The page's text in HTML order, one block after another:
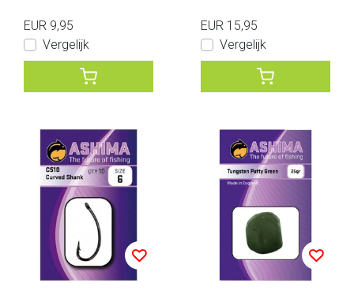
EUR 9,95
Vergelijk
EUR 15,95
Vergelijk